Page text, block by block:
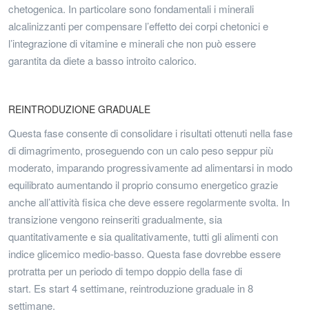
chetogenica. In particolare sono fondamentali i minerali
alcalinizzanti per compensare l’effetto dei corpi chetonici e
l’integrazione di vitamine e minerali che non può essere
garantita da diete a basso introito calorico.
REINTRODUZIONE GRADUALE
Questa fase consente di consolidare i risultati ottenuti nella fase
di dimagrimento, proseguendo con un calo peso seppur più
moderato, imparando progressivamente ad alimentarsi in modo
equilibrato aumentando il proprio consumo energetico grazie
anche all’attività fisica che deve essere regolarmente svolta. In
transizione vengono reinseriti gradualmente, sia
quantitativamente e sia qualitativamente, tutti gli alimenti con
indice glicemico medio-basso. Questa fase dovrebbe essere
protratta per un periodo di tempo doppio della fase di
start. Es start 4 settimane, reintroduzione graduale in 8
settimane.